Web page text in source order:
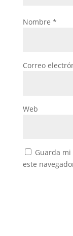
Nombre *
Correo
Web
Guarda
este